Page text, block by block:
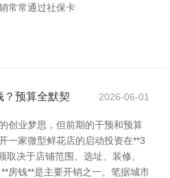
常常通过社保卡
？预算全默契 2026-06-01
创业梦思，但前期的干预和预算
一家微型鲜花店的启动投资在**3
决于店铺范围、选址、装修、
房钱**是主要开销之一。笔据城市